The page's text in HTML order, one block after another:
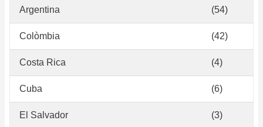
Argentina (54)
Colòmbia (42)
Costa Rica (4)
Cuba (6)
El Salvador (3)